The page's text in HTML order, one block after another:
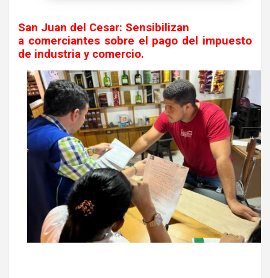
San Juan del Cesar: Sensibilizan
a comerciantes sobre el pago del impuesto
de industria y comercio.